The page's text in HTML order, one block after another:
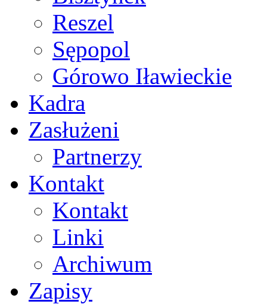
Reszel
Sępopol
Górowo Iławieckie
Kadra
Zasłużeni
Partnerzy
Kontakt
Kontakt
Linki
Archiwum
Zapisy